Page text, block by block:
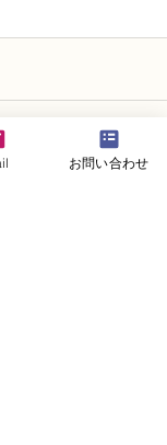
ザイナーお問い合わせ